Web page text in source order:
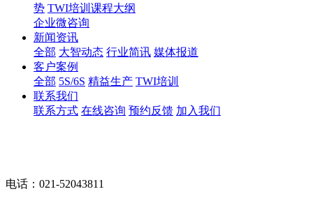
势 TWI培训课程大纲
企业微咨询
新闻资讯
全部 大智动态 行业简讯 媒体报道
客户案例
全部 5S/6S 精益生产 TWI培训
联系我们
联系方式 在线咨询 预约反馈 加入我们
电话：021-52043811